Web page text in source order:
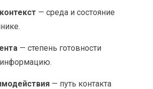
— среда и состояние
— степень готовности
— путь контакта